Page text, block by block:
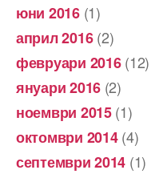
юни 2016(1)
април 2016(2)
февруари 2016(12)
януари 2016 (2)
ноември 2015(1)
октомври 2014(4)
септември 2014 (1)